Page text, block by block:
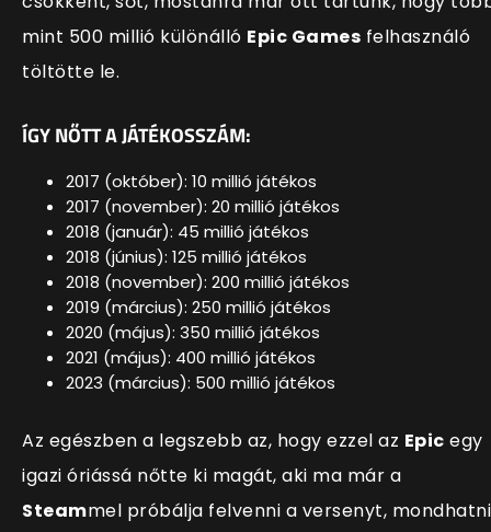
mint 500 millió különálló Epic Games felhasználó
töltötte le.
ÍGY NŐTT A JÁTÉKOSSZÁM:
2017 (október): 10 millió játékos
2017 (november): 20 millió játékos
2018 (január): 45 millió játékos
2018 (június): 125 millió játékos
2018 (november): 200 millió játékos
2019 (március): 250 millió játékos
2020 (május): 350 millió játékos
2021 (május): 400 millió játékos
2023 (március): 500 millió játékos
Az egészben a legszebb az, hogy ezzel az Epic egy
igazi óriássá nőtte ki magát, aki ma már a
Steammel próbálja felvenni a versenyt, mondhatni